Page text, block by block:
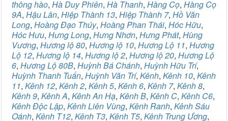
thông hào, Hà Duy Phiên, Hà Thanh, Hàng Cọ, Hàng Cọ
9A, Hậu Lân, Hiệp Thành 13, Hiệp Thành 7, Hồ Văn
Long, Hoàng Đạo Thúy, Hoàng Phan Thái, Hóc Hữu,
Hóc Hưu, Hưng Long, Hưng Nhơn, Hưng Phát, Hùng
Vương, Hương lộ 80, Hương lộ 10, Hương Lộ 11, Hương
Lộ 12, Hương lộ 14, Hương lộ 2, Hương lộ 20, Hương Lộ
6, Hương Lộ 80B, Huỳnh Bá Chánh, Huỳnh Hữu Trí,
Huỳnh Thanh Tuấn, Huỳnh Văn Trí, Kênh, Kênh 10, Kênh
11, Kênh 12, Kênh 2, Kênh 5, Kênh 6, Kênh 7, Kênh 8,
Kênh 9, Kênh A, Kênh An Hạ, Kênh B, Kênh C, Kênh C6,
Kênh Độc Lập, Kênh Liên Vùng, Kênh Ranh, Kênh Sáu
Oánh, Kênh T12, Kênh T3, Kênh T5, Kênh Trung Ương,